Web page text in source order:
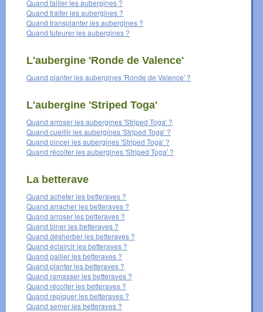
Quand tailler les aubergines ?
Quand traiter les aubergines ?
Quand transplanter les aubergines ?
Quand tuteurer les aubergines ?
L'aubergine 'Ronde de Valence'
Quand planter les aubergines 'Ronde de Valence' ?
L'aubergine 'Striped Toga'
Quand arroser les aubergines 'Striped Toga' ?
Quand cueillir les aubergines 'Striped Toga' ?
Quand pincer les aubergines 'Striped Toga' ?
Quand récolter les aubergines 'Striped Toga' ?
La betterave
Quand acheter les betteraves ?
Quand arracher les betteraves ?
Quand arroser les betteraves ?
Quand biner les betteraves ?
Quand désherber les betteraves ?
Quand éclaircir les betteraves ?
Quand pailler les betteraves ?
Quand planter les betteraves ?
Quand ramasser les betteraves ?
Quand récolter les betteraves ?
Quand repiquer les betteraves ?
Quand semer les betteraves ?